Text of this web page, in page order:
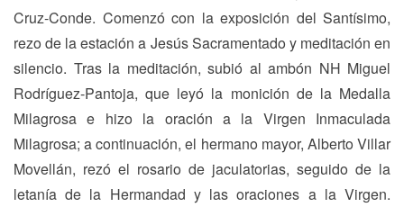
Cruz-Conde. Comenzó con la exposición del Santísimo,
rezo de la estación a Jesús Sacramentado y meditación en
silencio. Tras la meditación, subió al ambón NH Miguel
Rodríguez-Pantoja, que leyó la monición de la Medalla
Milagrosa e hizo la oración a la Virgen Inmaculada
Milagrosa; a continuación, el hermano mayor, Alberto Villar
Movellán, rezó el rosario de jaculatorias, seguido de la
letanía de la Hermandad y las oraciones a la Virgen.